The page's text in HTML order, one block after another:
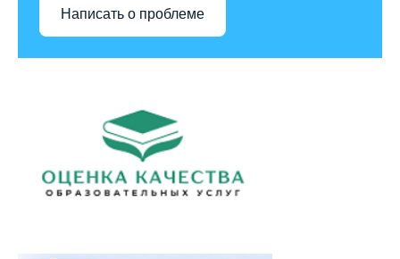
Написать о проблеме